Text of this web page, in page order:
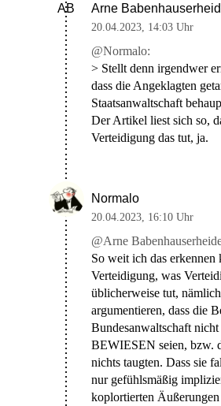
AB Arne
20.04.2023 14:03 Uhr
@Normalo:
> Stellt denn irgendwer
dass die Angeklagten
Staatsanwaltschaft
Der Artikel liest sich so,
Verteidigung das tut, ja.
Normalo
20.04.2023 16:10 Uhr
@Arne
So weit ich das erkennen
Verteidigung, was
üblicherweise tut,
argumentieren, dass die
Bundesanwaltschaft
BEWIESEN seien, bzw.
nichts taugten. Dass sie
nur gefühlsmäßig
koplortierten